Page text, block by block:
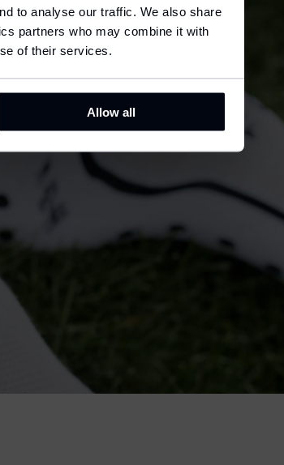
to analyse our traffic. We also share
partners who may combine it with
of their services.
Allow all